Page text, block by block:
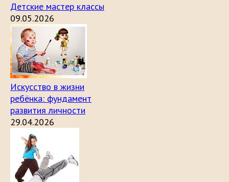
Детские мастер классы
09.05.2026
Искусство в жизни
ребёнка: фундамент
развития личности
29.04.2026